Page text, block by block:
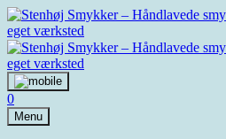
Skip
to
content
0
Menu